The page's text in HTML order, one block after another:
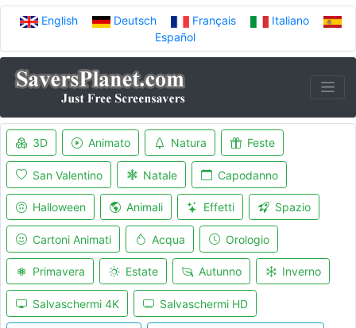
English Deutsch Français
Italiano
Español
3D Animato Natura Feste
San Valentino Natale Capodanno
Halloween Animali Effetti Spazio
Cartoni Animati Acqua Orologio
Primavera Estate Autunno Inverno
Salvaschermi 4K Salvaschermi HD